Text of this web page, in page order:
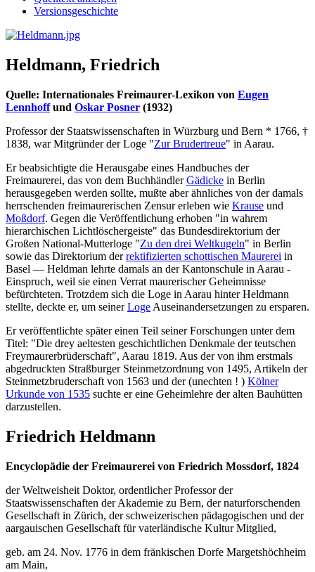
Versionsgeschichte
Heldmann, Friedrich
Quelle: Internationales Freimaurer-Lexikon von Eugen
Lennhoffund Oskar Posner (1932)
Professor der Staatswissenschaften in Würzburg und Bern * 1766, †
1838, war Mitgründer der Loge "Zur Brudertreue" in Aarau.
Er beabsichtigte die Herausgabe eines Handbuches der
Freimaurerei, das von dem BuchhändlerGädicke in Berlin
herausgegeben werden sollte, mußte aber ähnliches von der damals
herrschenden freimaurerischen Zensur erleben wie Krause und
Moßdorf. Gegen die Veröffentlichung erhoben "in wahrem
hierarchischen Lichtlöschergeiste" das Bundesdirektorium der
Großen National-Mutterloge "Zu den drei Weltkugeln" in Berlin
sowie das Direktorium derrektifizierten schottischen Maurerei in
Basel — Heldman lehrte damals an der Kantonschule in Aarau -
Einspruch, weil sie einen Verrat maurerischer Geheimnisse
befürchteten. Trotzdem sich die Loge in Aarau hinter Heldmann
stellte, deckte er, um seinerLoge Auseinandersetzungen zu ersparen.
Er veröffentlichte später einen Teil seiner Forschungen unter dem
Titel: "Die drey aeltesten geschichtlichen Denkmale der teutschen
Freymaurerbrüderschaft", Aarau 1819. Aus der von ihm erstmals
abgedruckten Straßburger Steinmetzordnung von 1495, Artikeln der
Steinmetzbruderschaft von 1563 und der (unechten ! ) Kölner
Urkunde von 1535 suchte er eine Geheimlehre der alten Bauhütten
darzustellen.
Friedrich Heldmann
Encyclopädie der Freimaurerei von Friedrich Mossdorf, 1824
der Weltweisheit Doktor, ordentlicher Professor der
Staatswissenschaften der Akademie zu Bern, der naturforschenden
Gesellschaft in Zürich, der schweizerischen pädagogischen und der
aargauischen Gesellschaft für vaterländische Kultur Mitglied,
geb. am 24. Nov. 1776 in dem fränkischen Dorfe Margetshöchheim
am Main,